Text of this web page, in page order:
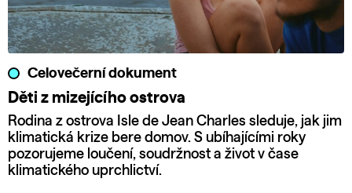
Celovečerní dokument
Děti z mizejícího ostrova
Rodina z ostrova Isle de Jean Charles sleduje, jak jim
klimatická krize bere domov. S ubíhajícími roky
pozorujeme loučení, soudržnost a život v čase
klimatického uprchlictví.